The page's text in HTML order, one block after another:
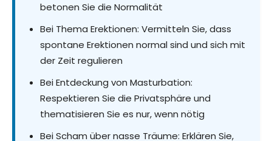
betonen Sie die Normalität
Bei Thema Erektionen: Vermitteln Sie, dass
spontane Erektionen normal sind und sich mit
der Zeit regulieren
Bei Entdeckung von Masturbation:
Respektieren Sie die Privatsphäre und
thematisieren Sie es nur, wenn nötig
Bei Scham über nasse Träume: Erklären Sie,